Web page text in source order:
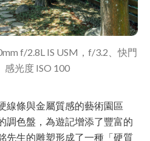
f/2.8L IS USM，f/3.2、快門
感光度 ISO 100
線條與金屬質感的藝術園區
調色盤，為遊記增添了豐富的
先生的雕塑形成了一種「硬質